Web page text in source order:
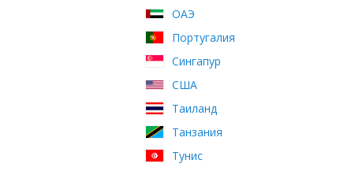
ОАЭ
Португалия
Сингапур
США
Таиланд
Танзания
Тунис